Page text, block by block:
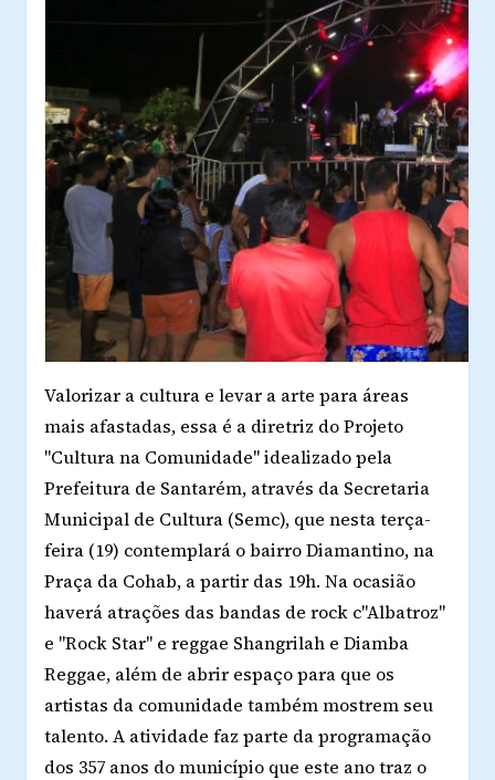
Valorizar a cultura e levar a arte para áreas
mais afastadas, essa é a diretriz do Projeto
"Cultura na Comunidade" idealizado pela
Prefeitura de Santarém, através da Secretaria
Municipal de Cultura (Semc), que nesta terça-
feira (19) contemplará o bairro Diamantino, na
Praça da Cohab, a partir das 19h. Na ocasião
haverá atrações das bandas de rock c"Albatroz"
e "Rock Star" e reggae Shangrilah e Diamba
Reggae, além de abrir espaço para que os
artistas da comunidade também mostrem seu
talento. A atividade faz parte da programação
dos 357 anos do município que este ano traz o